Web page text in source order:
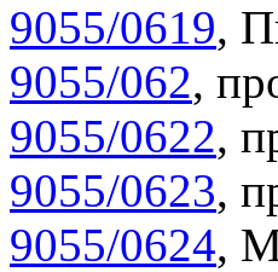
9055/0619,
9055/062,
9055/0622,
9055/0623,
9055/0624,